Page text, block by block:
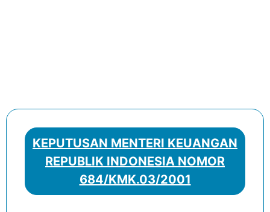
KEPUTUSAN MENTERI KEUANGAN
REPUBLIK INDONESIA NOMOR
684/KMK.03/2001